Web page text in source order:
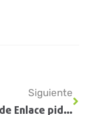
Siguiente
La Mesa de Enlace pidió al Gobierno una solución a la crisis del gasoil